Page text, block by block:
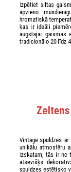
Izpētiet siltas
apvieno
hromatiskā
kas ir ideāli
augstajai gaismas
tradicionālo 20 līdz
Vintage spuldzes
unikālu atmosfēru
izskatam, tās ir ne
atsevišķs
spuldzes estētisko